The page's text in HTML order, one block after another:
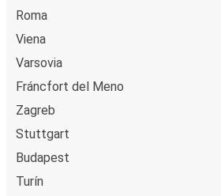
Aeropuerto de Venecia
Roma
Viena
Varsovia
Fráncfort del Meno
Zagreb
Stuttgart
Budapest
Turín